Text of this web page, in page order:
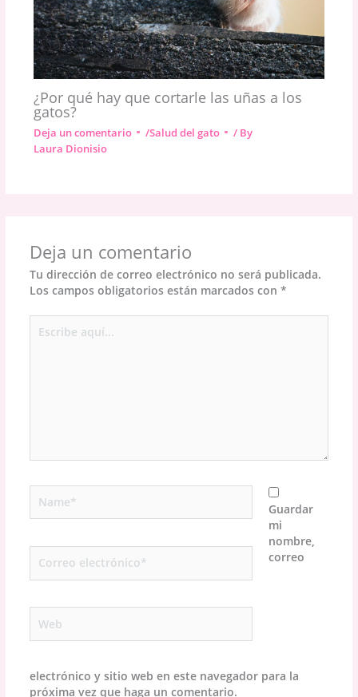
¿Por qué hay que cortarle las uñas a los
gatos?
Deja un comentario /Salud del gato
/ By
Laura Dionisio
Deja un comentario
Tu dirección de correo electrónico no será publicada.
Los campos obligatorios están marcados con *
aquí...
electrónico*
Guardar
mi
nombre,
correo
electrónico y sitio web en este navegador para la
próxima vez que haga un comentario.